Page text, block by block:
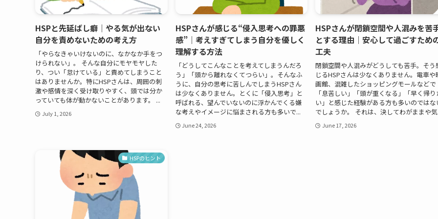
HSPと先延ばし癖｜やる気が出ない
自分を責めないための考え方
「やらなきゃいけないのに、なかなか手をつ
けられない」。 そんな自分にモヤモヤした
り、つい「怠けている」と責めてしまうこと
はありませんか。特にHSPさんは、周囲の刺
激や感情を深く受け取りやすく、頭では分か
っていても体が動かないことがあります。 ...
July 1, 2026
HSPさんが感じる“侵入思考への罪悪
感”｜考えすぎてしまう自分を優しく
理解する方法
「どうしてこんなことを考えてしまうんだろ
う」「頭から離れなくてつらい」。そんなふ
うに、自分の思考に苦しんでしまうHSPさん
は少なくありません。とくに「侵入思考」と
呼ばれる、望んでいないのに浮かんでくる嫌
な考えやイメージに悩まされる方も多いで...
June 24, 2026
HSPさんが閉鎖空間や人混みを苦
とする理由｜安心して過ごすため
工夫
閉鎖空間や人混みがどうしても苦手。そう
じるHSPさんは少なくありません。電車や
画館、混雑したショッピングモールなどで
「息苦しい」「頭が重くなる」「早く帰り
い」と感じた経験がある方も多いのではな
でしょうか。 それは、決してわがままや気
June 17, 2026
HSPのヒント